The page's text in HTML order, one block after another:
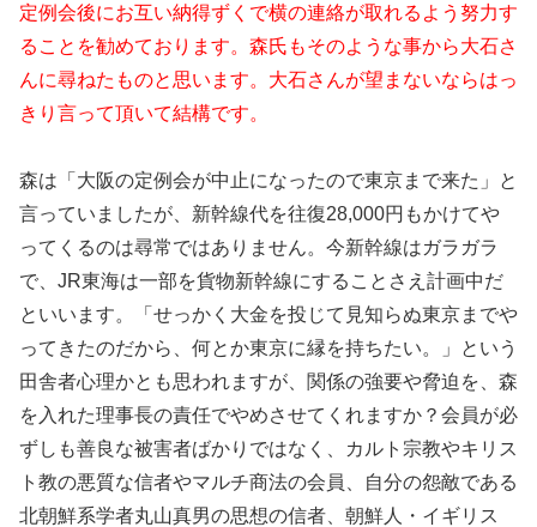
定例会後にお互い納得ずくで横の連絡が取れるよう努力す
ることを勧めております。森氏もそのような事から大石さ
んに尋ねたものと思います。大石さんが望まないならはっ
きり言って頂いて結構です。
森は「大阪の定例会が中止になったので東京まで来た」と
言っていましたが、新幹線代を往復28,000円もかけてや
ってくるのは尋常ではありません。今新幹線はガラガラ
で、JR東海は一部を貨物新幹線にすることさえ計画中だ
といいます。「せっかく大金を投じて見知らぬ東京までや
ってきたのだから、何とか東京に縁を持ちたい。」という
田舎者心理かとも思われますが、関係の強要や脅迫を、森
を入れた理事長の責任でやめさせてくれますか？会員が必
ずしも善良な被害者ばかりではなく、カルト宗教やキリス
ト教の悪質な信者やマルチ商法の会員、自分の怨敵である
北朝鮮系学者丸山真男の思想の信者、朝鮮人・イギリス